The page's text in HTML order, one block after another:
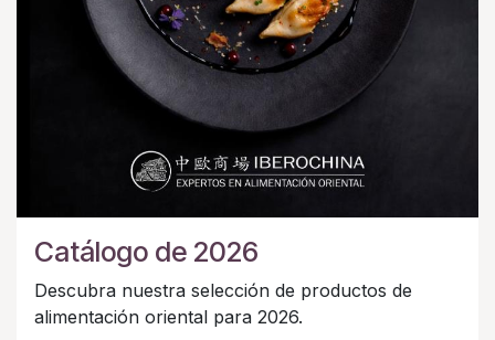
Catálogo de 2026
Descubra nuestra selección de productos de
alimentación oriental para 2026.